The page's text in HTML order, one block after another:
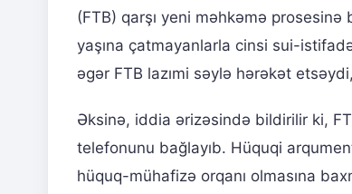
(FTB) qarşı yeni məhkəmə
yaşına çatmayanlarla cinsi sui-
əgər FTB lazımi səylə hərəkət
Əksinə, iddia ərizəsində bildirilir ki,
telefonunu bağlayıb. Hüquqi
hüquq-mühafizə orqanı olmasına